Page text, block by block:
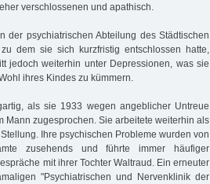
verschlossenen und apathisch.
der psychiatrischen Abteilung des Städtischen
dem sie sich kurzfristig entschlossen hatte,
jedoch weiterhin unter Depressionen, was sie
ihres Kindes zu kümmern.
als sie 1933 wegen angeblicher Untreue
Mann zugesprochen. Sie arbeitete weiterhin als
Ihre psychischen Probleme wurden von
zusehends und führte immer häufiger
mit ihrer Tochter Waltraud. Ein er­neuter
"Psychiatrischen und Nervenklinik der